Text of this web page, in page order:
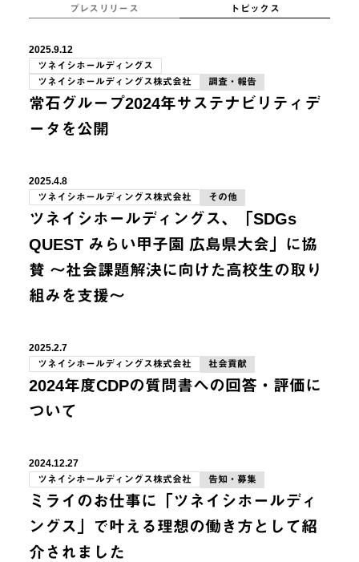
プレスリリース トピックス
2025.9.12
ツネイシホールディングス
ツネイシホールディングス株式会社
調査・報告
常石グループ2024年サステナビリティデ
ータを公開
2025.4.8
ツネイシホールディングス株式会社
その他
ツネイシホールディングス、「SDGs
QUEST みらい甲子園 広島県大会」に協
賛 ～社会課題解決に向けた高校生の取り
組みを支援～
2025.2.7
ツネイシホールディングス株式会社
社会貢献
2024年度CDPの質問書への回答・評価に
ついて
2024.12.27
ツネイシホールディングス株式会社
告知・募集
ミライのお仕事に「ツネイシホールディ
ングス」で叶える理想の働き方として紹
介されました